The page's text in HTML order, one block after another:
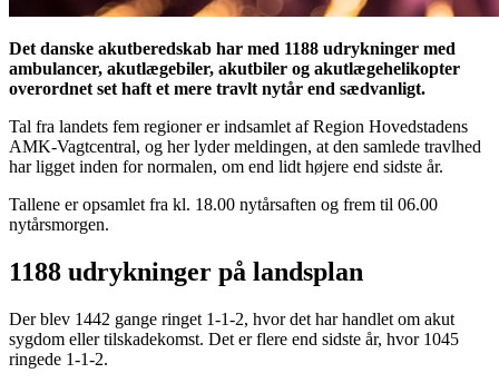
Det danske akutberedskab har med 1188 udrykninger med
ambulancer, akutlægebiler, akutbiler og akutlægehelikopter
overordnet set haft et mere travlt nytår end sædvanligt.
Tal fra landets fem regioner er indsamlet af Region Hovedstadens
AMK-Vagtcentral, og her lyder meldingen, at den samlede travlhed
har ligget inden for normalen, om end lidt højere end sidste år.
Tallene er opsamlet fra kl. 18.00 nytårsaften og frem til 06.00
nytårsmorgen.
1188 udrykninger på landsplan
Der blev 1442 gange ringet 1-1-2, hvor det har handlet om akut
sygdom eller tilskadekomst. Det er flere end sidste år, hvor 1045
ringede 1-1-2.